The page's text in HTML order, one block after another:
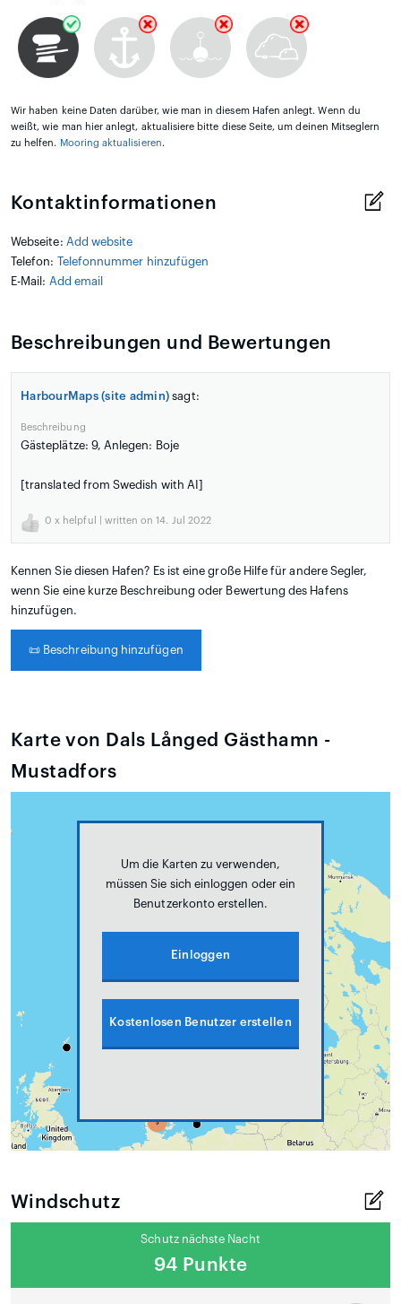
Wir haben keine Daten darüber, wie man in diesem Hafen anlegt. Wenn du
weißt, wie man hier anlegt, aktualisiere bitte diese Seite, um deinen Mitseglern
zu helfen. Mooring aktualisieren.
Kontaktinformationen
Webseite: Add website
Telefon:
Telefonnummer hinzufügen
E-Mail: Add email
Beschreibungen und Bewertungen
HarbourMaps (site admin) sagt:
Beschreibung
Gästeplätze: 9, Anlegen: Boje
[translated from Swedish with AI]
0 x helpful | written on 14. Jul 2022
Kennen Sie diesen Hafen? Es ist eine große Hilfe für andere Segler,
wenn Sie eine kurze Beschreibung oder Bewertung des Hafens
hinzufügen.
📜 Beschreibung hinzufügen
Karte von Dals Långed Gästhamn -
Mustadfors
Um die Karten zu verwenden,
müssen Sie sich einloggen oder ein
Benutzerkonto erstellen.
Einloggen
Kostenlosen Benutzer erstellen
Windschutz
Schutz nächste Nacht
94 Punkte